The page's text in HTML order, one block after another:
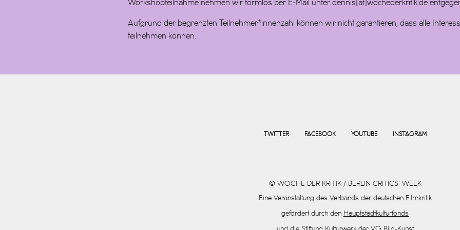
Workshopteilnahme nehmen wir formlos per E-Mail unter dennis[at]wochederkritik.de
Aufgrund der begrenzten Teilnehmer*innenzahl können wir nicht garantieren, dass alle
teilnehmen können.
TWITTER FACEBOOK YOUTUBE INSTAGRAM
© WOCHE DER KRITIK / BERLIN CRITICS’ WEEK
Eine Veranstaltung des Verbands der deutschen Filmkritik
gefördert durch den Hauptstadtkulturfonds